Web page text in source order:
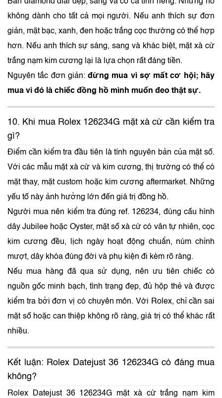
không dành cho tất cả mọi người. Nếu anh thích sự đơn
giản, mặt bạc, xanh, đen hoặc trắng cọc thường có thể hợp
hơn. Nếu anh thích sự sáng, sang và khác biệt, mặt xà cừ
trắng nạm kim cương lại là lựa chọn rất đáng tiền.
Nguyên tắc đơn giản:đừng mua vì sợ mất cơ hội; hãy
mua vì đó là chiếc đồng hồ mình muốn đeo thật sự.
10. Khi mua Rolex 126234G mặt xà cừ cần kiểm tra
gì?
Điểm cần kiểm tra đầu tiên là tính nguyên bản của mặt số.
Với các mẫu mặt xà cừ và kim cương, thị trường có thể có
mặt thay, mặt custom hoặc kim cương aftermarket. Những
yếu tố này ảnh hưởng lớn đến giá trị đồng hồ.
Người mua nên kiểm tra đúng ref. 126234, đúng cấu hình
dây Jubilee hoặc Oyster, mặt số xà cừ có vân tự nhiên, cọc
kim cương đều, lịch ngày hoạt động chuẩn, núm chỉnh
mượt, dây khóa đúng đời và phụ kiện đi kèm rõ ràng.
Nếu mua hàng đã qua sử dụng, nên ưu tiên chiếc có
nguồn gốc minh bạch, tình trạng đẹp, đủ hộp thẻ và được
kiểm tra bởi đơn vị có chuyên môn. Với Rolex, chỉ cần sai
mặt số hoặc can thiệp không rõ ràng, giá trị có thể khác rất
nhiều.
Kết luận: Rolex Datejust 36 126234G có đáng mua
không?
Rolex Datejust 36 126234G mặt xà cừ trắng nạm kim